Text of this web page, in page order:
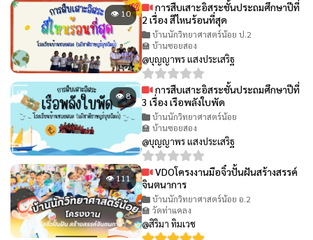
👁 10
การสืบเสาะอิสระชั้นประถมศึกษาปีที่
2 เรื่อง สีไหนร้อนที่สุด
บ้านนักวิทยาศาสตร์น้อย ป.2
🏫 บ้านซอยสอง
@บุญญาพร แสงประเสริฐ
👁 8
การสืบเสาะอิสระชั้นประถมศึกษาปีที่
3 เรื่อง เรือพลังใบพัด
บ้านนักวิทยาศาสตร์น้อย
🏫 บ้านซอยสอง
@บุญญาพร แสงประเสริฐ
👁 111
VDOโครงงานมือจิ๋วปั้นฝันสร้างสรรค์
จินตนาการ
บ้านนักวิทยาศาสตร์น้อย อ.2
🏫 วัดท่าแคลง
@สิริมา ทิมเวช